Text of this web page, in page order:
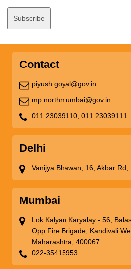
Contact
piyush.goyal@gov.in
mp.northmumbai@gov.in
011 23039110, 011 23039111
Delhi
Vanijya Bhawan, 16, Akbar Rd,
Mumbai
Lok Kalyan Karyalay - 56,
Opp Fire Brigade, Kandivali
Maharashtra, 400067
022-35415953